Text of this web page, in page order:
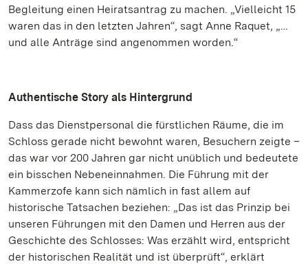
Begleitung einen Heiratsantrag zu machen. „Vielleicht 15
waren das in den letzten Jahren“, sagt Anne Raquet, „…
und alle Anträge sind angenommen worden.“
Authentische Story als Hintergrund
Dass das Dienstpersonal die fürstlichen Räume, die im
Schloss gerade nicht bewohnt waren, Besuchern zeigte –
das war vor 200 Jahren gar nicht unüblich und bedeutete
ein bisschen Nebeneinnahmen. Die Führung mit der
Kammerzofe kann sich nämlich in fast allem auf
historische Tatsachen beziehen: „Das ist das Prinzip bei
unseren Führungen mit den Damen und Herren aus der
Geschichte des Schlosses: Was erzählt wird, entspricht
der historischen Realität und ist überprüft“, erklärt